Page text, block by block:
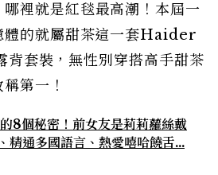
哪裡就是紅毯最高潮！本屆一
體的就屬甜茶這一套Haider
套裝，無性別穿搭高手甜茶
第一！
8個秘密！前女友是莉莉蘿絲戴
精通多國語言、熱愛嘻哈饒舌...